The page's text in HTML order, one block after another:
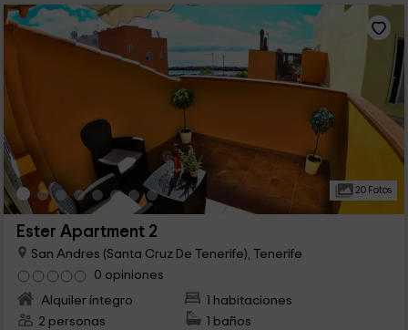
20 Fotos
Ester Apartment 2
San Andres (Santa Cruz De Tenerife), Tenerife
0 opiniones
Alquiler íntegro
1 habitaciones
2 personas
1 baños